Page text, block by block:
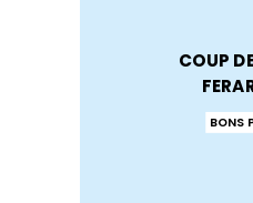
COUP
BONS